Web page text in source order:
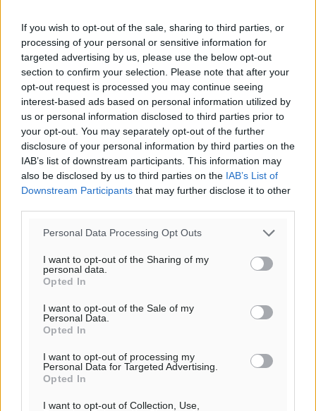
If you wish to opt-out of the sale, sharing to third parties, or
processing of your personal or sensitive information for
targeted advertising by us, please use the below opt-out
section to confirm your selection. Please note that after your
opt-out request is processed you may continue seeing
interest-based ads based on personal information utilized by
us or personal information disclosed to third parties prior to
your opt-out. You may separately opt-out of the further
disclosure of your personal information by third parties on the
IAB’s list of downstream participants. This information may
also be disclosed by us to third parties on the IAB’s List of
Downstream Participants that may further disclose it to other
Personal Data Processing Opt Outs
I want to opt-out of the Sharing of my
personal data.
Opted In
I want to opt-out of the Sale of my
Personal Data.
Opted In
I want to opt-out of processing my
Personal Data for Targeted Advertising.
Opted In
I want to opt-out of Collection, Use,
Αυτοκίνητο μπήκε παράνομα σε μονόδρομο στο
Μαστιχάρι – Αναποδογύρισε όχημα με μητέρα και
5χρονο παιδί
Τοπικές Ειδήσεις• πριν 6 λεπτά
“Η Ευρώπη αντιμετώπιζε το προσφυγικό σαν ταινία
τρόμου” – Η συγκλονιστική μαρτυρία της Χαρούλας
Γιασιράνη στον RV για τα γεγονότα που οδήγησαν στο
Σύμφωνο της Λέρου
Τοπικές Ειδήσεις• πριν 14 λεπτά
Πολιτιστικά• πριν 23 λεπτά
Έκτακτη συνεδρίαση της Δημοτικής Επιτροπής Ρόδου
Τοπικές Ειδήσεις• πριν 27 λεπτά
Μητρόπουλος
Αθλητικά• πριν 43 λεπτά